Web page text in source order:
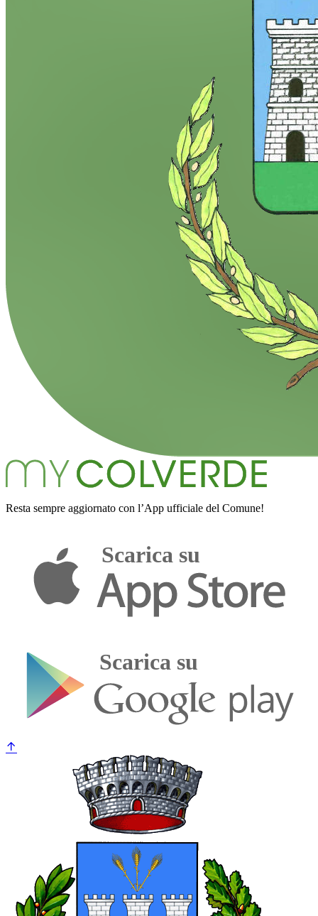
Resta sempre aggiornato con l’App ufficiale del Comune!